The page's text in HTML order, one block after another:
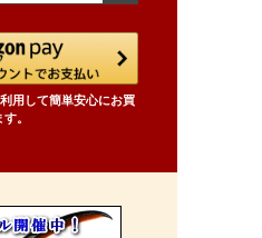
用して簡単安心にお買
。